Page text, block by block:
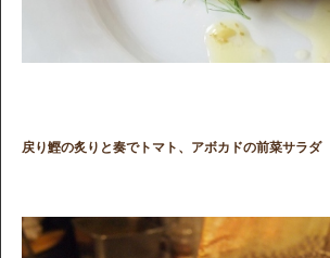
戻り鰹の炙りと奏でトマト、アボカドの前菜サラダ